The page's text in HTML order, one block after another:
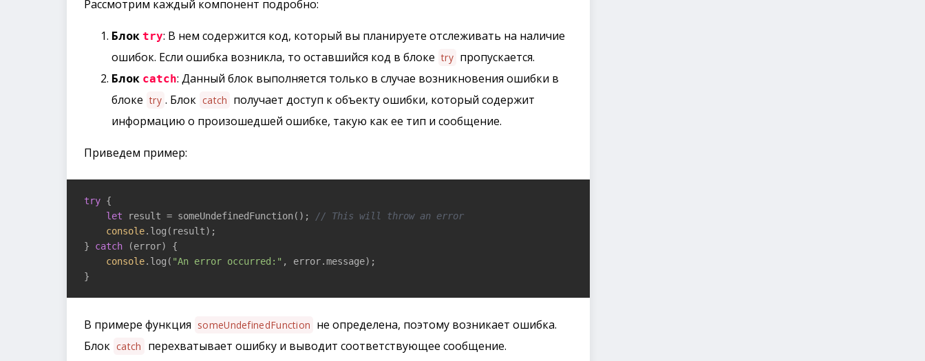
Рассмотрим каждый компонент подробно:
Блок try: В нем содержится код, который вы планируете отслеживать на наличие
ошибок. Если ошибка возникла, то оставшийся код в блоке try пропускается.
Блок catch: Данный блок выполняется только в случае возникновения ошибки в
блоке try . Блок catch получает доступ к объекту ошибки, который содержит
информацию о произошедшей ошибке, такую как ее тип и сообщение.
Приведем пример:
try {
let result = someUndefinedFunction();
// This will throw an error
console.log(result);
} catch (error) {
console.log( "An error occurred:" , error.message);
В примере функция someUndefinedFunction не определена, поэтому возникает ошибка.
Блок catch перехватывает ошибку и выводит соответствующее сообщение.